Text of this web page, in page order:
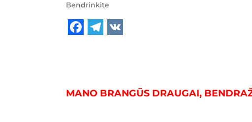
Bendrinkite
e e
MANO BRANGŪS DRAUGAI,